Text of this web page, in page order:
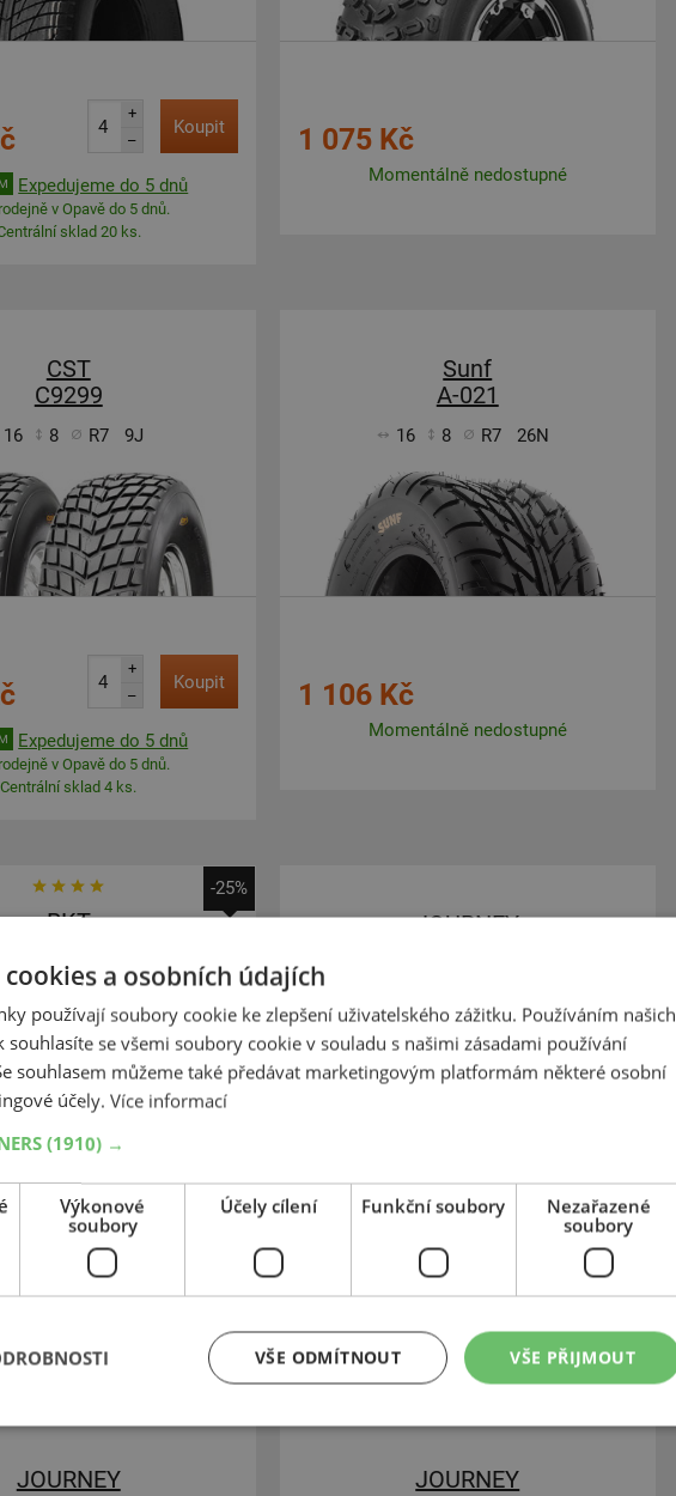
+
–
Koupit
Expedujeme do 5 dnů
v Opavě do 5 dnů.
sklad 20 ks.
1 075 Kč
Momentálně nedostupné
CST
C9299
16 8 R7 9J
+
–
Koupit
Expedujeme do 5 dnů
v Opavě do 5 dnů.
Centrální sklad 4 ks.
Sunf
A-021
16 8 R7 26N
1 106 Kč
Momentálně nedostupné
-25%
BKT
16 8 -7
5F
TL, 2PR
nedostupné
JOURNEY
Momentálně nedostupné
JOURNEY
JOURNEY
a osobních údajích
používají soubory cookie ke zlepšení uživatelského zážitku. Používáním našich
souhlasíte se všemi soubory cookie v souladu s našimi zásadami používání
souhlasem můžeme také předávat marketingovým platformám některé osobní
účely. Více informací
(1910) →
Výkonové
soubory
Účely cílení Funkční soubory
Nezařazené
soubory
VŠE PŘIJMOUT
VŠE ODMÍTNOUT